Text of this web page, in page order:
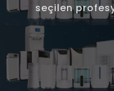
seçilen